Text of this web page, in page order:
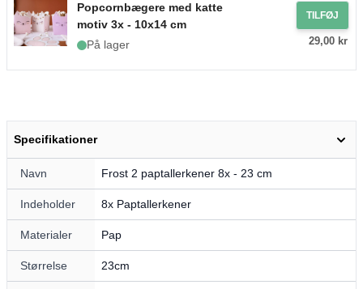
Popcornbægere med katte
motiv 3x - 10x14 cm
På lager
TILFØJ
29,00 kr
Specifikationer
Navn Frost 2 paptallerkener 8x - 23 cm
Indeholder 8x Paptallerkener
Materialer Pap
Størrelse 23cm